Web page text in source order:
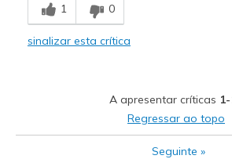
Durable
Travel
1 0
sinalizar esta crítica
A apresentar críticas
Regressar ao topo
Seguinte »